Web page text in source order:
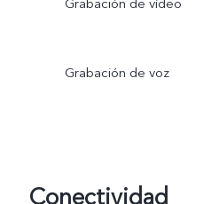
Grabación de voz